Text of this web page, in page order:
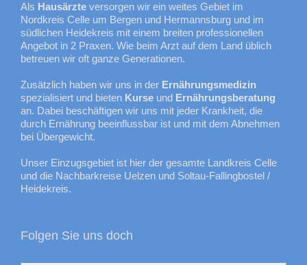
Als Hausärzte versorgen wir ein weites Gebiet im
Nordkreis Celle um Bergen und Hermannsburg und im
südlichen Heidekreis mit einem breiten professionellen
Angebot in 2 Praxen. Wie beim Arzt auf dem Land üblich
betreuen wir oft ganze Generationen.
Zusätzlich haben wir uns in der Ernährungsmedizin
spezialisiert und bieten Kurse und Ernährungsberatung
an. Dabei beschäftigen wir uns mit jeder Krankheit, die
durch Ernährung beeinflussbar ist und mit dem Abnehmen
bei Übergewicht.
Unser Einzugsgebiet ist hier der gesamte Landkreis Celle
und die Nachbarkreise Uelzen und Soltau-Fallingbostel /
Heidekreis.
Folgen Sie uns doch